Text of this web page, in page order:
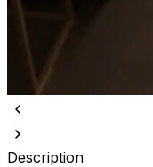
Description